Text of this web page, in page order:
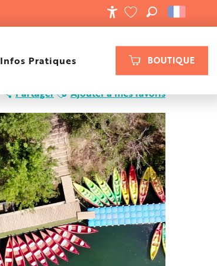
BOUTIQUE
VOIR LES FAVORIS
RECHERCHE
Infos Pratiques
Partager Ajouter à mes favoris